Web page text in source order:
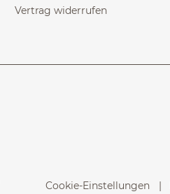
Vertrag widerrufen
Cookie-Einstellungen